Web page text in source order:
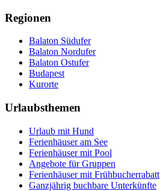
Regionen
Balaton Südufer
Balaton Nordufer
Balaton Ostufer
Budapest
Kurorte
Urlaubsthemen
Urlaub mit Hund
Ferienhäuser am See
Ferienhäuser mit Pool
Angebote für Gruppen
Ferienhäuser mit Frühbucherrabatt
Ganzjährig buchbare Unterkünfte